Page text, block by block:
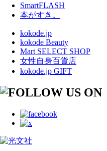
SmartFLASH
本がすき。
kokode.jp
kokode Beauty
Mart SELECT SHOP
女性自身百貨店
kokode.jp GIFT